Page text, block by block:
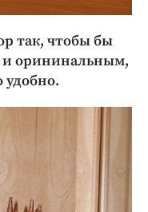
так, чтобы бы
и орининальным,
удобно.